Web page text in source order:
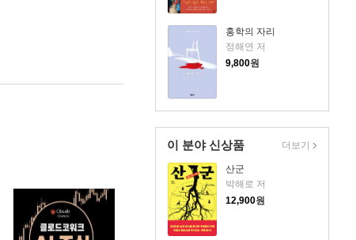
홍학의 자리
정해연 저
9,800원
이 분야 신상품
산군
박해로 저
12,900원
더보기